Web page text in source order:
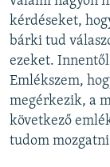
kérdéseket,
bárki tud
ezeket.
Emlékszem,
megérkezik, a
következő
tudom